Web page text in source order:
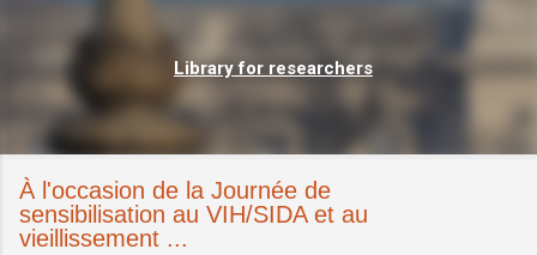
Library for researchers
À l'occasion de la Journée de
sensibilisation au VIH/SIDA et au
vieillissement ...